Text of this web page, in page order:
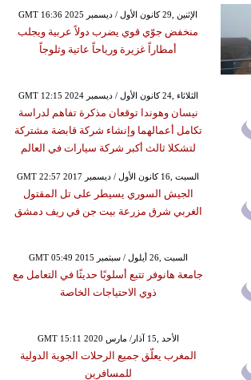
GMT 16:36 2025 الإثنين ,29 كانون الأول / ديسمبر
منخفض جوّي قوي يضرب دولاً عربية ويجلب
أمطاراً غزيرة ورياحاً عاتية وثلوجاً
GMT 12:15 2024 الثلاثاء ,24 كانون الأول / ديسمبر
نيسان وهوندا توقعان مذكرة تفاهم لدراسة
تكامل أعمالهما وإنشاء شركة قابضة مشتركة
لتشكلا ثالث أكبر شركة سيارات في العالم
GMT 22:57 2017 السبت ,16 كانون الأول / ديسمبر
الجيش السوري يسيطر على تل المقتول
الغربي شرق مزرعة بيت جن في ريف دمشق
GMT 05:49 2015 السبت ,26 أيلول / سبتمبر
جامعة هانوفر تتبع أسلوبًا حديثًا في التعامل مع
ذوي الاحتياجات الخاصة
GMT 15:11 2020 الأحد ,15 آذار/ مارس
المغرب يعلّق جميع الرحلات الجوية الدولية
للمسافرين